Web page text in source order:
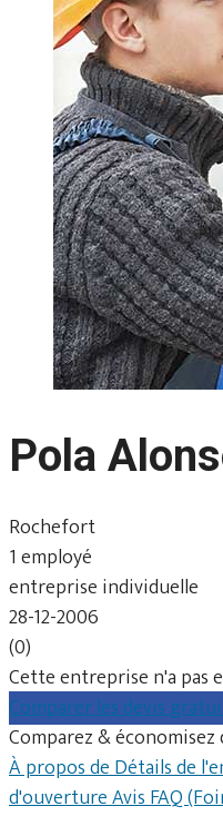
Pola
Rochefort
1 employé
entreprise individuelle
28-12-2006
(0)
Cette entreprise n'a pas
Comparer les devis
Comparez & économisez
À propos deDétails de
d'ouvertureAvisFAQ